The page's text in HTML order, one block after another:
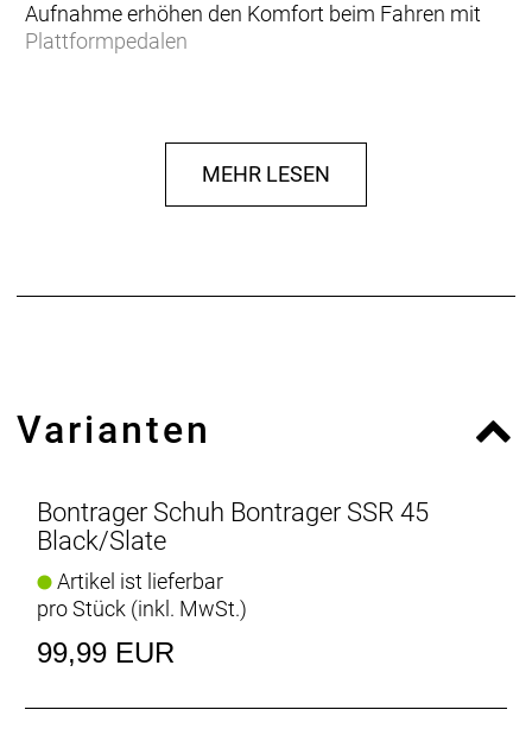
Aufnahme erhöhen den Komfort beim Fahren mit
Plattformpedalen
- Fasergehalt (oben): 60,9% Polyester, 37,1% PU, 2%
MEHR LESEN
Varianten
Bontrager Schuh Bontrager SSR 45
Black/Slate
Artikel ist lieferbar
pro Stück (inkl. MwSt.)
99,99 EUR